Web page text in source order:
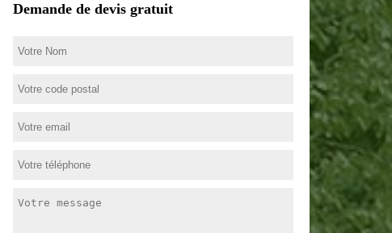
Demande de devis gratuit